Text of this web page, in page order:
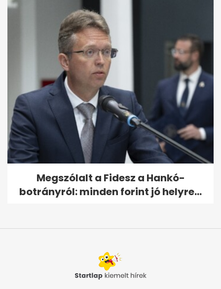
Megszólalt a Fidesz a Hankó-
botrányról: minden forint jó helyre...